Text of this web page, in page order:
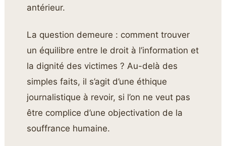
antérieur.
La question demeure : comment trouver
un équilibre entre le droit à l’information et
la dignité des victimes ? Au-delà des
simples faits, il s’agit d’une éthique
journalistique à revoir, si l’on ne veut pas
être complice d’une objectivation de la
souffrance humaine.